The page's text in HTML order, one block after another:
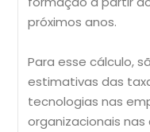
próximos anos.
Para esse cálculo,
estimativas das
tecnologias nas
organizacionais